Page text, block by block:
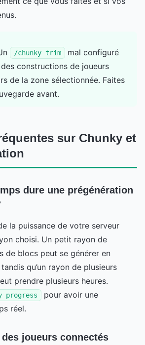
/chunky trim
mal configuré
constructions de joueurs
de la zone sélectionnée. Faites
avant.
sur Chunky et
dure une prégénération
la puissance de votre serveur
choisi. Un petit rayon de
de blocs peut se générer en
qu’un rayon de plusieurs
prendre plusieurs heures.
progress
pour avoir une
réel.
joueurs connectés